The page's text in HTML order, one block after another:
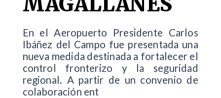
En el Aeropuerto Presidente Carlos
Ibáñez del Campo fue presentada una
nueva medida destinada a fortalecer el
control fronterizo y la seguridad
regional. A partir de un convenio de
colaboración ent